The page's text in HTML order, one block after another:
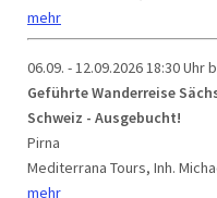
mehr
06.09. - 12.09.202618:30 Uhr
Geführte Wanderreise
Schweiz - Ausgebucht!
Pirna
Mediterrana Tours, Inh.
mehr